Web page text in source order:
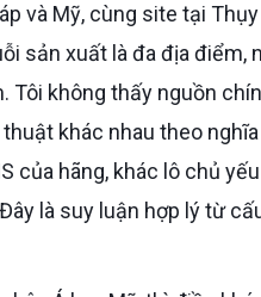
và Mỹ, cùng site tại
sản xuất là đa địa điểm,
không thấy nguồn
khác nhau theo nghĩa
của hãng, khác lô chủ
là suy luận hợp lý từ